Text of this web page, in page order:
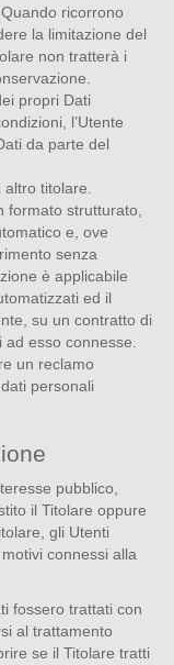
ricorrono
la limitazione del
non tratterà i
propri Dati
l’Utente
da parte del
titolare.
formato strutturato,
e, ove
senza
è applicabile
ed il
su un contratto di
esso connesse.
un reclamo
personali
pubblico,
il Titolare oppure
gli Utenti
connessi alla
fossero trattati con
al trattamento
se il Titolare tratti